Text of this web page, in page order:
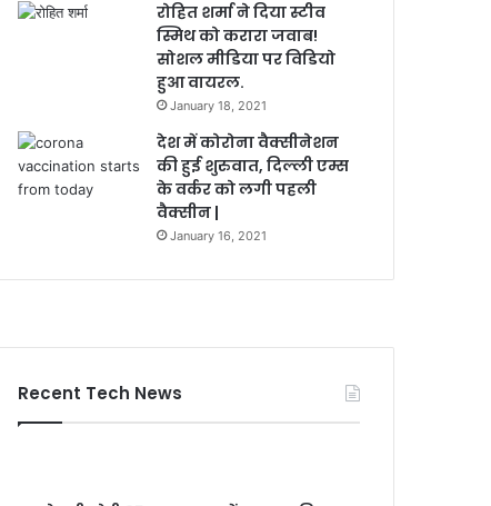
रोहित शर्मा ने दिया स्टीव
स्मिथ को करारा जवाब!
सोशल मीडिया पर विडियो
हुआ वायरल.
January 18, 2021
देश में कोरोना वैक्सीनेशन
की हुई शुरुवात, दिल्ली एम्स
के वर्कर को लगी पहली
वैक्सीन |
January 16, 2021
Recent Tech News